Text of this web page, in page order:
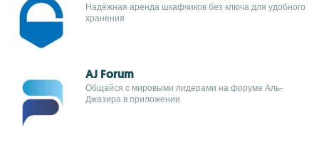
Надёжная аренда шкафчиков без ключа для удобного
хранения
AJ Forum
Общайся с мировыми лидерами на форуме Аль-
Джазира в приложении